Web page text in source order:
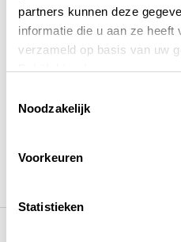
partners kunnen deze
informatie die u aan ze
verzameld op basis van uw
Bekijk hier de
Noodzakelijk
Voorkeuren
Statistieken
Ionic Magnesium
Liquid Concentrate
Niet beschikbaar